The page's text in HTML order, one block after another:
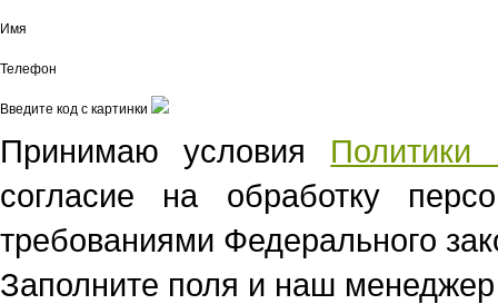
Имя
Телефон
Введите код с картинки
Принимаю условия Политики
согласие на обработку
требованиями Федерального
Заполните поля и наш